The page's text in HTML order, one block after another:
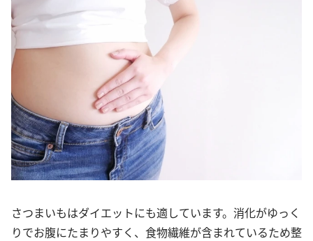
さつまいもはダイエットにも適しています。消化がゆっく
りでお腹にたまりやすく、食物繊維が含まれているため整